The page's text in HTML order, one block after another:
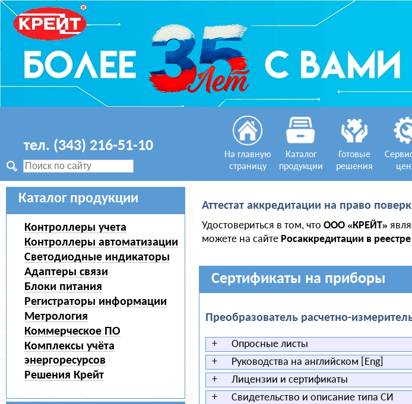
тел. (343) 216-51-10
На главную
страницу
Каталог
продукции
Готовые
решения
Каталог продукции
Контроллеры учета
Контроллеры автоматизации
Светодиодные индикаторы
Адаптеры связи
Блоки питания
Регистраторы информации
Метрология
Коммерческое ПО
Комплексы учёта
энергоресурсов
Решения Крейт
Аттестат аккредитации на право
Удостовериться в том, что ООО «КРЕЙТ»
можете на сайте Росаккредитации в
Сертификаты на приборы
Преобразователь расчетно-
+
Опросные листы
+
Руководства на английском [Eng]
+
Лицензии и сертификаты
+
Свидетельство и описание типа СИ